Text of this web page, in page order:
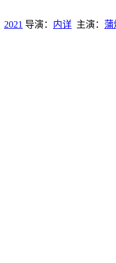
2021 导演： 内详 主演： 蒲